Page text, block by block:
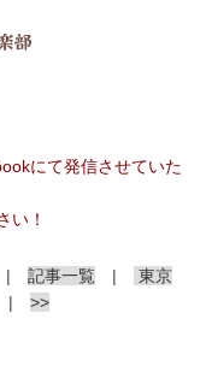
にて発信させていた
い！
| 記事一覧 |
東京
| >>